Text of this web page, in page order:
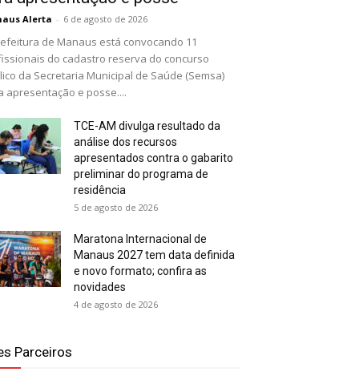
Alerta - 6 de agosto de 2026
de Manaus está convocando 11
do cadastro reserva do concurso
da Secretaria Municipal de Saúde (Semsa)
apresentação e posse....
TCE-AM divulga resultado da
análise dos recursos
apresentados contra o gabarito
preliminar do programa de
residência
5 de agosto de 2026
Maratona Internacional de
Manaus 2027 tem data definida
e novo formato; confira as
novidades
4 de agosto de 2026
Parceiros